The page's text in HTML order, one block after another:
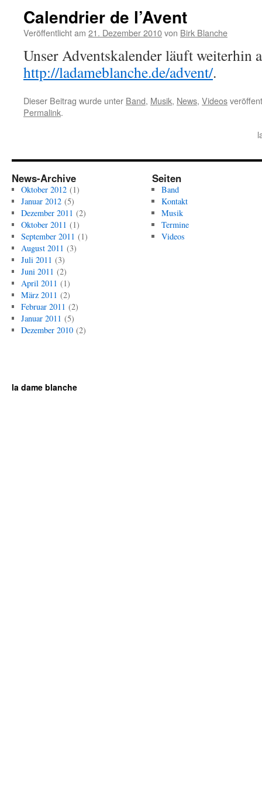
Calendrier de l’Avent
Veröffentlicht am 21. Dezember 2010von Birk Blanche
Unser Adventskalender läuft weiterhin
http://ladameblanche.de/advent/.
Dieser Beitrag wurde unter Band, Musik, News, Videos
Permalink.
News-Archive
Oktober 2012(1)
Januar 2012(5)
Dezember 2011 (2)
Oktober 2011 (1)
September 2011 (1)
August 2011 (3)
Juli 2011 (3)
Juni 2011 (2)
April 2011 (1)
März 2011 (2)
Februar 2011 (2)
Januar 2011 (5)
Dezember 2010(2)
Seiten
Band
Kontakt
Musik
Termine
Videos
la dame blanche